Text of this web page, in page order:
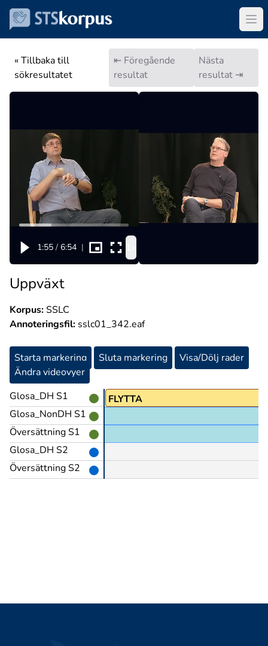
« Tillbaka till
sökresultatet
⇤ Föregående
resultat
Nästa
resultat ⇥
1:55 / 6:54 |
Uppväxt
Korpus:SSLC
Annoteringsfil: sslc01_342.eaf
Starta markering Sluta markering
Visa/Dölj rader
Ändra videovyer
Glosa_DH S1
Glosa_NonDH S1
Översättning S1
Glosa_DH S2
Översättning S2
PRO1 FLYTTA